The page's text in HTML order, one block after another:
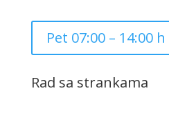
Pet 07:00 – 14:00 h
Rad sa strankama